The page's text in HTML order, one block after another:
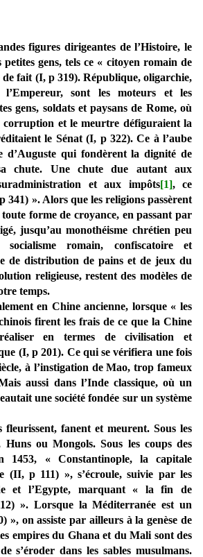
figures dirigeantes de l’Histoire, le
petites gens, tels ce « citoyen romain de
fait (I, p 319). République, oligarchie,
sont les moteurs et les
gens, soldats et paysans de Rome, où
corruption et le meurtre défiguraient la
le Sénat (I, p 322). Ce à l’aube
d’Auguste qui fondèrent la dignité de
chute. Une chute due autant aux
et aux impôts[1], ce
341) ». Alors que les religions passèrent
forme de croyance, en passant par
jusqu’au monothéisme chrétien peu
romain, confiscatoire et
de distribution de pains et de jeux du
religieuse, restent des modèles de
temps.
en Chine ancienne, lorsque « les
firent les frais de ce que la Chine
en termes de civilisation et
(I, p 201). Ce qui se vérifiera une fois
à l’instigation de Mao, trop fameux
aussi dans l’Inde classique, où un
une société fondée sur un système
fanent et meurent. Sous les
Huns ou Mongols. Sous les coups des
1453, « Constantinople, la capitale
(II, p 111) », s’écroule, suivie par les
et l’Egypte, marquant « la fin de
». Lorsque la Méditerranée est un
», on assiste par ailleurs à la genèse de
empires du Ghana et du Mali sont des
s’éroder dans les sables musulmans.